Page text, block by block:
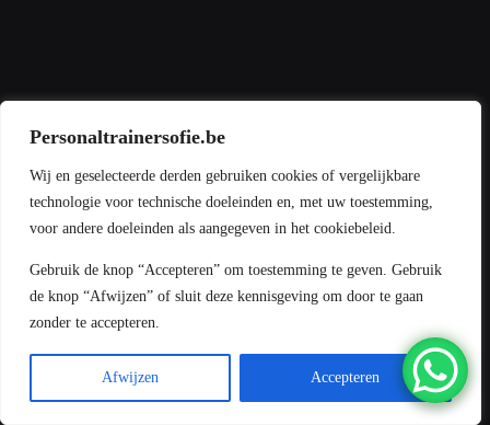
Personaltrainersofie.be
Wij en geselecteerde derden gebruiken cookies of vergelijkbare
technologie voor technische doeleinden en, met uw toestemming,
voor andere doeleinden als aangegeven in het cookiebeleid.
Gebruik de knop “Accepteren” om toestemming te geven. Gebruik
de knop “Afwijzen” of sluit deze kennisgeving om door te gaan
zonder te accepteren.
Afwijzen Accepteren